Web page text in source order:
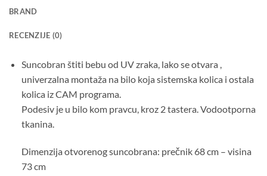
BRAND
RECENZIJE (0)
Suncobran štiti bebu od UV zraka, lako se otvara ,
univerzalna montaža na bilo koja sistemska kolica i ostala
kolica iz CAM programa.
Podesiv je u bilo kom pravcu, kroz 2 tastera. Vodootporna
tkanina.
Dimenzija otvorenog suncobrana: prečnik 68 cm – visina
73 cm